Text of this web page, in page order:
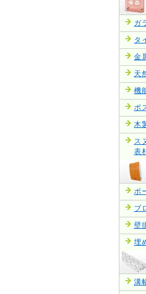
ガ
タ
金
天
機
ポ
木
ス
表
ポ
ブ
壁
埋
溝